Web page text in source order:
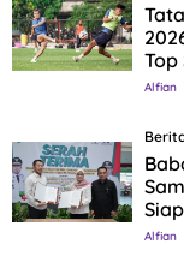
Top
Alfian
Alfian